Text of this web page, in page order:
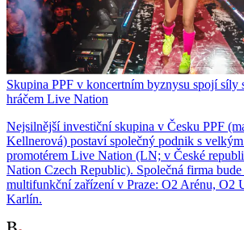
Skupina PPF v koncertním byznysu spojí síly
hráčem Live Nation
Nejsilnější investiční skupina v Česku PPF
Kellnerová) postaví společný podnik s
promotérem Live Nation (LN; v České
Nation Czech Republic). Společná firma
multifunkční zařízení v Praze: O2 Arénu, O2
Karlín.